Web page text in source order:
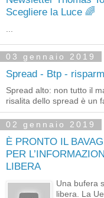
Scegliere la Luce 🌈
03 gennaio 2019
Spread - Btp -
Spread alto: non tutto il
risalita dello spread è un
02 gennaio 2019
È PRONTO IL
PER
LIBERA
Una bufera
libera. La